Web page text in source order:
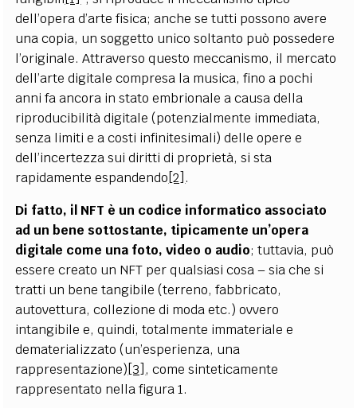
dell’opera d’arte fisica; anche se tutti possono avere
una copia, un soggetto unico soltanto può possedere
l’originale. Attraverso questo meccanismo, il mercato
dell’arte digitale compresa la musica, fino a pochi
anni fa ancora in stato embrionale a causa della
riproducibilità digitale (potenzialmente immediata,
senza limiti e a costi infinitesimali) delle opere e
dell’incertezza sui diritti di proprietà, si sta
rapidamente espandendo[2] .
Di fatto, il NFT è un codice informatico associato
ad un bene sottostante, tipicamente un’opera
digitale come una foto, video o audio; tuttavia, può
essere creato un NFT per qualsiasi cosa – sia che si
tratti un bene tangibile (terreno, fabbricato,
autovettura, collezione di moda etc.) ovvero
intangibile e, quindi, totalmente immateriale e
dematerializzato (un’esperienza, una
rappresentazione)[3] , come sinteticamente
rappresentato nella figura 1.